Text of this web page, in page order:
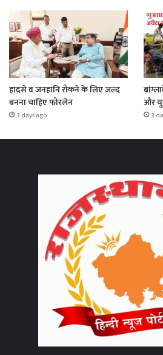
हादसे व जनहानि रोकने के लिए जल्द
बनना चाहिए फोरलेन
3 days ago
और
3